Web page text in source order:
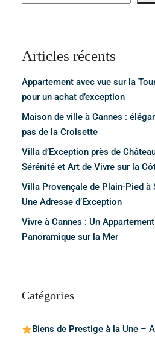
Articles récents
Appartement avec vue sur la
pour un achat d’exception
Maison de ville à Cannes :
pas de la Croisette
Villa d’Exception près de
Sérénité et Art de Vivre sur la
Villa Provençale de Plain-Pied à
Une Adresse d’Exception
Vivre à Cannes : Un
Panoramique sur la Mer
Catégories
Biens de Prestige à la Une –